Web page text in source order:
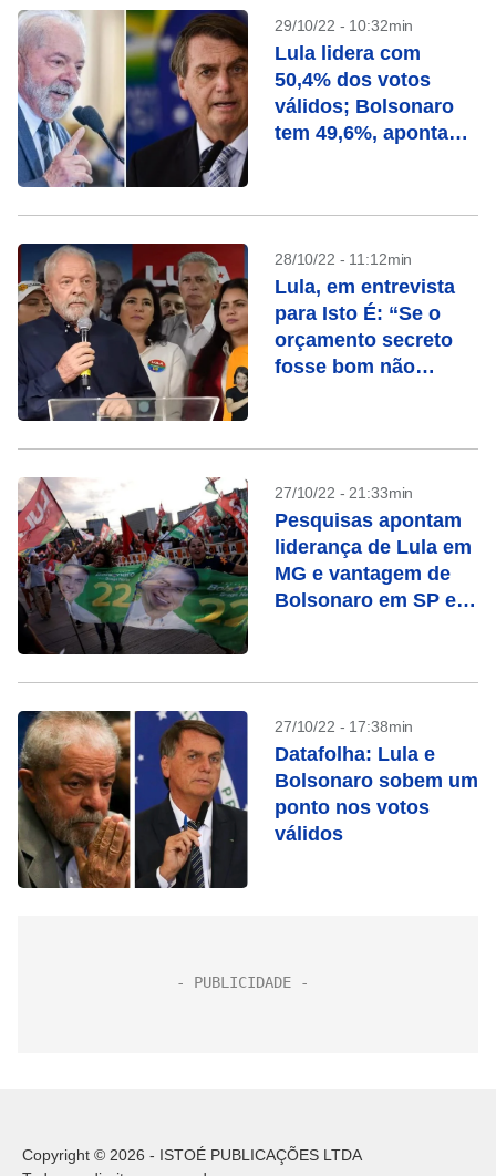
29/10/22 - 10:32min
Lula lidera com
50,4% dos votos
válidos; Bolsonaro
tem 49,6%, aponta
28/10/22 - 11:12min
Lula, em entrevista
para Isto É: “Se o
orçamento secreto
fosse bom não
27/10/22 - 21:33min
Pesquisas apontam
liderança de Lula em
MG e vantagem de
Bolsonaro em SP e
27/10/22 - 17:38min
Datafolha: Lula e
Bolsonaro sobem um
ponto nos votos
válidos
Copyright © 2026 - ISTOÉ PUBLICAÇÕES LTDA